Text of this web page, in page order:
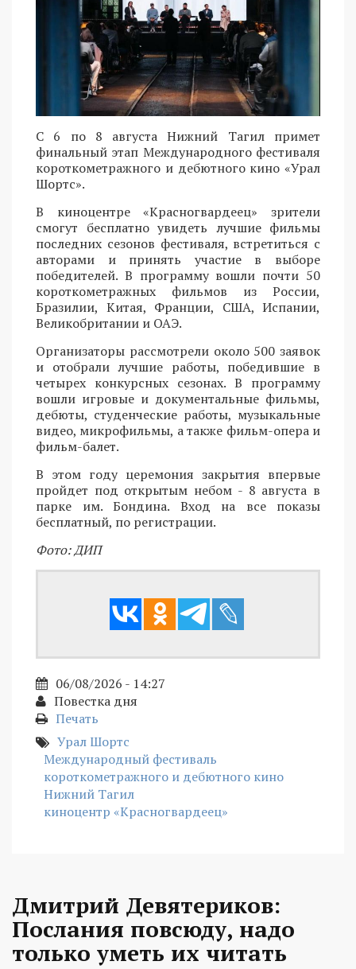
С 6 по 8 августа Нижний Тагил примет
финальный этап Международного фестиваля
короткометражного и дебютного кино «Урал
Шортс».
В киноцентре «Красногвардеец» зрители
смогут бесплатно увидеть лучшие фильмы
последних сезонов фестиваля, встретиться с
авторами и принять участие в выборе
победителей. В программу вошли почти 50
короткометражных фильмов из России,
Бразилии, Китая, Франции, США, Испании,
Великобритании и ОАЭ.
Организаторы рассмотрели около 500 заявок
и отобрали лучшие работы, победившие в
четырех конкурсных сезонах. В программу
вошли игровые и документальные фильмы,
дебюты, студенческие работы, музыкальные
видео, микрофильмы, а также фильм-опера и
фильм-балет.
В этом году церемония закрытия впервые
пройдет под открытым небом - 8 августа в
парке им. Бондина. Вход на все показы
бесплатный, по регистрации.
Фото: ДИП
06/08/2026 - 14:27
Повестка дня
Печать
Урал Шортс
Международный фестиваль
короткометражного и дебютного кино
Нижний Тагил
киноцентр «Красногвардеец»
Дмитрий Девятериков:
Послания повсюду, надо
только уметь их читать